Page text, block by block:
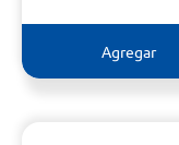
Agregar